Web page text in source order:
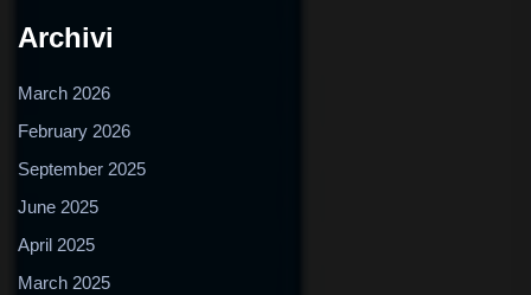
Archivi
March 2026
February 2026
September 2025
June 2025
April 2025
March 2025